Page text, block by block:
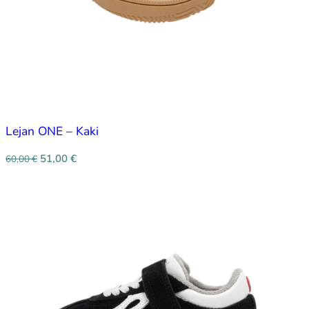
Lejan ONE – Kaki
60,00€ 51,00 €